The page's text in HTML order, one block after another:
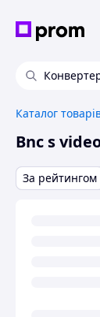
Каталог
Bnc s
За рейтингом